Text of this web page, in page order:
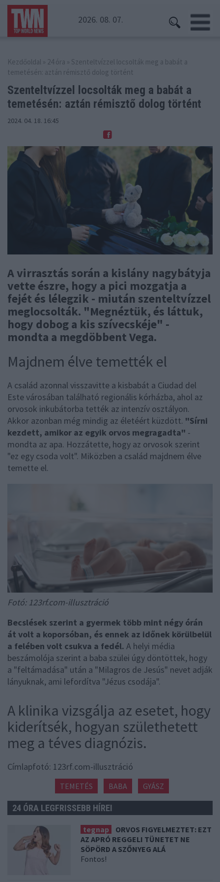
2026. 08. 07.
Kezdőoldal » 24 óra » Szenteltvízzel locsolták meg a babát a
temetésén: aztán rémisztő dolog történt
Szenteltvízzel locsolták meg a babát a
temetésén: aztán rémisztő dolog történt
2024. 04. 18. 16:45
A virrasztás során a kislány nagybátyja
vette észre, hogy a pici mozgatja a
fejét és lélegzik - miután szenteltvízzel
meglocsolták. "Megnéztük, és láttuk,
hogy dobog a kis szívecskéje" -
mondta a megdöbbent Vega.
Majdnem élve temették el
A család azonnal visszavitte a kisbabát a Ciudad del
Este városában található regionális kórházba, ahol az
orvosok inkubátorba tették az intenzív osztályon.
Akkor azonban még mindig az életéért küzdött. "Sírni
kezdett, amikor az egyik orvos megragadta" -
mondta az apa. Hozzátette, hogy az orvosok szerint
"ez egy csoda volt". Miközben a család majdnem élve
temette el.
Fotó: 123rf.com-illusztráció
Becslések szerint a gyermek több mint négy órán
át volt a koporsóban, és ennek az időnek körülbelül
a felében volt csukva a fedél. A helyi média
beszámolója szerint a baba szülei úgy döntöttek, hogy
a "feltámadása" után a "Milagros de Jesús" nevet adják
lányuknak, ami lefordítva "Jézus csodája".
A klinika vizsgálja az esetet, hogy
kiderítsék, hogyan születhetett
meg a téves diagnózis.
Címlapfotó: 123rf.com-illusztráció
TEMETÉS BABA GYÁSZ
24 ÓRA LEGFRISSEBB HÍREI
tegnap
ORVOS FIGYELMEZTET: EZT
AZ APRÓ REGGELI TÜNETET NE
SÖPÖRD A SZŐNYEG ALÁ
Fontos!